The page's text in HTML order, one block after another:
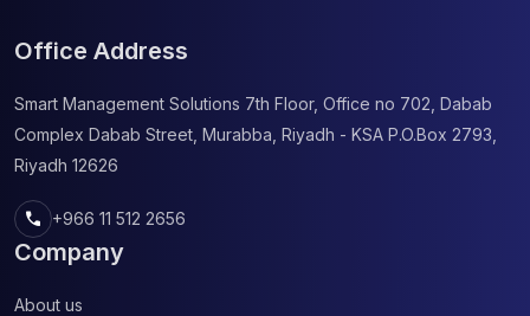
Office Address
Smart Management Solutions 7th Floor, Office no 702, Dabab
Complex Dabab Street, Murabba, Riyadh - KSA P.O.Box 2793,
Riyadh 12626
call +966 11 512 2656
Company
About us